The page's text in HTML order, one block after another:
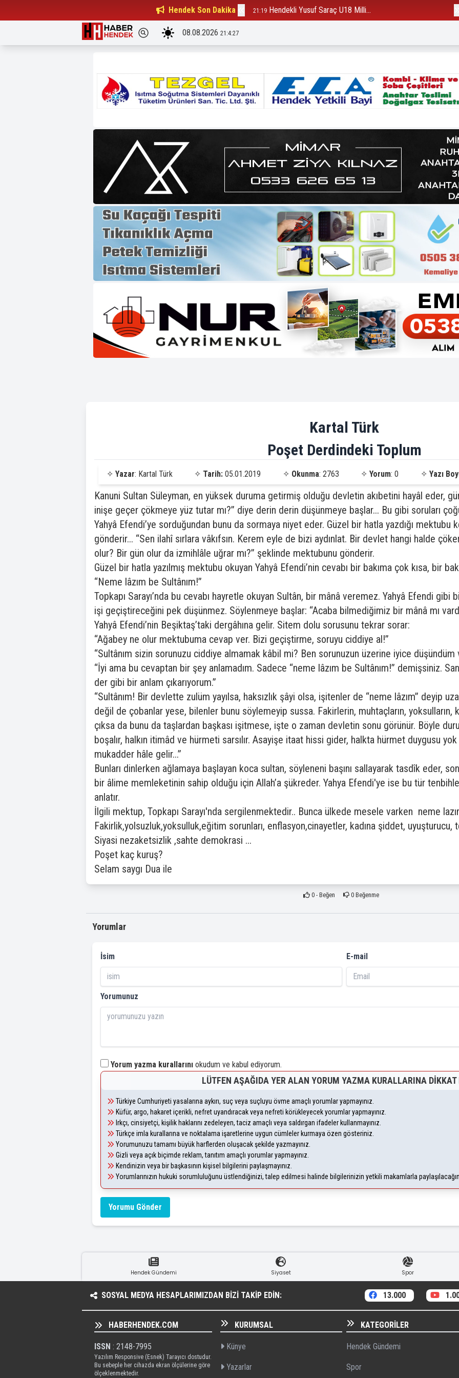
Hendek Son Dakika
Beşiktaşlılar Derneği Başkanı... 21:19 Hendekli Yusuf Saraç U18 Milli...
08.08.2026 21:4:29
Kartal Türk
Poşet Derdindeki Toplum
✧ Yazar: Kartal Türk ✧ Tarih: 05.01.2019 ✧ Okunma: 2763 ✧Yorum: 0 ✧ Yazı
Kanuni Sultan Süleyman, en yüksek duruma getirmiş olduğu devletin akıbetini hayâl eder,
inişe geçer çökmeye yüz tutar mı?” diye derin derin düşünmeye başlar... Bu gibi soruları
Yahyâ Efendi’ye sorduğundan bunu da sormaya niyet eder. Güzel bir hatla yazdığı mektubu
gönderir... “Sen ilahî sırlara vâkıfsın. Kerem eyle de bizi aydınlat. Bir devlet hangi halde
olur? Bir gün olur da izmihlâle uğrar mı?” şeklinde mektubunu gönderir.
Güzel bir hatla yazılmış mektubu okuyan Yahyâ Efendi’nin cevabı bir bakıma çok kısa, bir
“Neme lâzım be Sultânım!”
Topkapı Sarayı’nda bu cevabı hayretle okuyan Sultân, bir mânâ veremez. Yahyâ Efendi
işi geçiştireceğini pek düşünmez. Söylenmeye başlar: “Acaba bilmediğimiz bir mânâ mı
Yahyâ Efendi’nin Beşiktaş’taki dergâhına gelir. Sitem dolu sorusunu tekrar sorar:
“Ağabey ne olur mektubuma cevap ver. Bizi geçiştirme, soruyu ciddiye al!”
“Sultânım sizin sorunuzu ciddiye almamak kâbil mi? Ben sorunuzun üzerine iyice
“İyi ama bu cevaptan bir şey anlamadım. Sadece “neme lâzım be Sultânım!” demişsiniz.
der gibi bir anlam çıkarıyorum.”
“Sultânım! Bir devlette zulüm yayılsa, haksızlık şâyi olsa, işitenler de “neme lâzım” deyip
değil de çobanlar yese, bilenler bunu söylemeyip sussa. Fakirlerin, muhtaçların, yoksulların,
çıksa da bunu da taşlardan başkası işitmese, işte o zaman devletin sonu görünür. Böyle
boşalır, halkın itimâd ve hürmeti sarsılır. Asayişe itaat hissi gider, halkta hürmet duygusu
mukadder hâle gelir...”
Bunları dinlerken ağlamaya başlayan koca sultan, söyleneni başını sallayarak tasdîk eder,
bir âlime memleketinin sahip olduğu için Allah’a şükreder. Yahya Efendi'ye ise bu tür
anlatır.
İlgili mektup, Topkapı Sarayı'nda sergilenmektedir.. Bunca ülkede mesele varken neme
Fakirlik,yolsuzluk,yoksulluk,eğitim sorunları, enflasyon,cinayetler, kadına şiddet, uyuşturucu,
Siyasi nezaketsizlik ,sahte demokrasi ...
Poşet kaç kuruş?
Selam saygı Dua ile
0- Beğen 0 Beğenme
Yorumlar
İsim E-mail
Yorumunuz
Yorum yazma kurallarını okudum ve kabul ediyorum.
LÜTFEN AŞAĞIDA YER ALAN YORUM YAZMA KURALLARINA DIKKAT
Türkiye Cumhuriyeti yasalarına aykırı, suç veya suçluyu övme amaçlı yorumlar yapmayınız.
Küfür, argo, hakaret içerikli, nefret uyandıracak veya nefreti körükleyecek yorumlar yapmayınız.
Irkçı, cinsiyetçi, kişilik haklarını zedeleyen, taciz amaçlı veya saldırgan ifadeler kullanmayınız.
Türkçe imla kurallarına ve noktalama işaretlerine uygun cümleler kurmaya özen gösteriniz.
Yorumunuzu tamamı büyük harflerden oluşacak şekilde yazmayınız.
Gizli veya açık biçimde reklam, tanıtım amaçlı yorumlar yapmayınız.
Kendinizin veya bir başkasının kişisel bilgilerini paylaşmayınız.
Yorumlarınızın hukuki sorumluluğunu üstlendiğinizi, talep edilmesi halinde bilgilerinizin yetkili makamlarla
Yorumu Gönder
Hendek Gündemi Siyaset Spor
SOSYAL MEDYA HESAPLARIMIZDAN BIZI TAKIP EDIN: 13.000
HABERHENDEK.COM
ISSN : 2148-7995
Yazılım Responsive (Esnek) Tarayıcı dostudur.
Bu sebeple her cihazda ekran ölçülerine göre
ölçeklenmektedir.
KURUMSAL
Künye
Yazarlar
KATEGORILER
Hendek Gündemi
Spor